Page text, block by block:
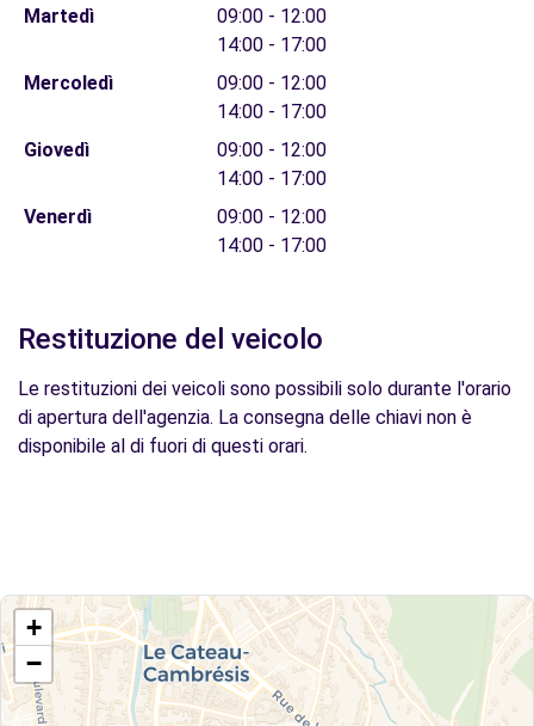
Martedì
09:00 - 12:00
14:00 - 17:00
Mercoledì
09:00 - 12:00
14:00 - 17:00
Giovedì
09:00 - 12:00
14:00 - 17:00
Venerdì
09:00 - 12:00
14:00 - 17:00
Restituzione del veicolo
Le restituzioni dei veicoli sono possibili solo durante l'orario
di apertura dell'agenzia. La consegna delle chiavi non è
disponibile al di fuori di questi orari.
+
−